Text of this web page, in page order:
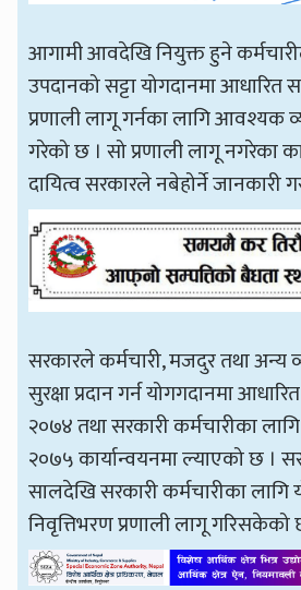
आगामी आवदेखि नियुक्त हुने
उपदानको सट्टा योगदानमा आधारित
प्रणाली लागू गर्नका लागि आवश्यक
गरेको छ । सो प्रणाली लागू नगरेका
दायित्व सरकारले नबेहोर्ने जानकारी
सरकारले कर्मचारी, मजदुर तथा अन्य
सुरक्षा प्रदान गर्न योगगदानमा
२०७४ तथा सरकारी कर्मचारीका
२०७५ कार्यान्वयनमा ल्याएको छ ।
सालदेखि सरकारी कर्मचारीका लागि
निवृत्तिभरण प्रणाली लागू गरिसकेको